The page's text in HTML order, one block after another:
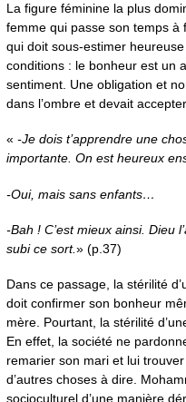
La figure féminine la plus
femme qui passe son temps
qui doit sous-estimer
conditions : le bonheur est un
sentiment. Une obligation et
dans l’ombre et devait
« -Je dois t’apprendre une
importante. On est heureux
-Oui, mais sans enfants…
-Bah ! C’est mieux ainsi. Dieu
subi ce sort.» (p.37)
Dans ce passage, la stérilité
doit confirmer son bonheur
mère. Pourtant, la stérilité
En effet, la société ne
remarier son mari et lui
d’autres choses à dire.
socioculturel d’une manière